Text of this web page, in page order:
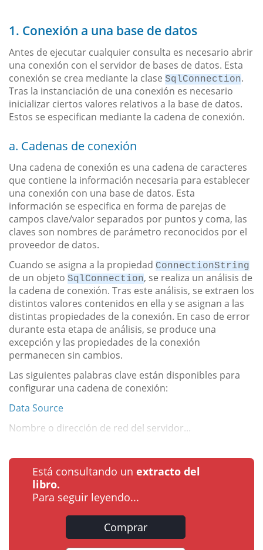
1. Conexión a una base de datos
Antes de ejecutar cualquier consulta es necesario abrir
una conexión con el servidor de bases de datos. Esta
conexión se crea mediante la clase SqlConnection.
Tras la instanciación de una conexión es necesario
inicializar ciertos valores relativos a la base de datos.
Estos se especifican mediante la cadena de conexión.
a. Cadenas de conexión
Una cadena de conexión es una cadena de caracteres
que contiene la información necesaria para establecer
una conexión con una base de datos. Esta
información se especifica en forma de parejas de
campos clave/valor separados por puntos y coma, las
claves son nombres de parámetro reconocidos por el
proveedor de datos.
Cuando se asigna a la propiedad ConnectionString
de un objeto SqlConnection, se realiza un análisis de
la cadena de conexión. Tras este análisis, se extraen los
distintos valores contenidos en ella y se asignan a las
distintas propiedades de la conexión. En caso de error
durante esta etapa de análisis, se produce una
excepción y las propiedades de la conexión
permanecen sin cambios.
Las siguientes palabras clave están disponibles para
configurar una cadena de conexión:
Data Source
Nombre o dirección de red del servidor...
Está consultando un extracto del
libro.
Para seguir leyendo...
Comprar